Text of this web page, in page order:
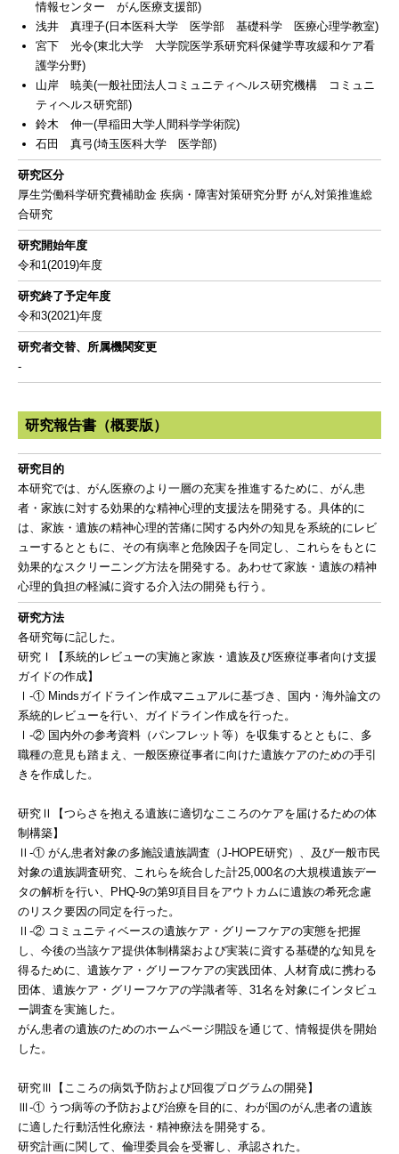
情報センター がん医療支援部)
浅井 真理子(日本医科大学 医学部 基礎科学 医療心理学教室)
宮下 光令(東北大学 大学院医学系研究科保健学専攻緩和ケア看
護学分野)
山岸 暁美(一般社団法人コミュニティヘルス研究機構 コミュニ
ティヘルス研究部)
鈴木 伸一(早稲田大学人間科学学術院)
石田 真弓(埼玉医科大学 医学部)
研究区分
厚生労働科学研究費補助金 疾病・障害対策研究分野 がん対策推進総
合研究
研究開始年度
令和1(2019)年度
研究終了予定年度
令和3(2021)年度
研究者交替、所属機関変更
-
研究報告書（概要版）
研究目的
本研究では、がん医療のより一層の充実を推進するために、がん患
者・家族に対する効果的な精神心理的支援法を開発する。具体的に
は、家族・遺族の精神心理的苦痛に関する内外の知見を系統的にレビ
ューするとともに、その有病率と危険因子を同定し、これらをもとに
効果的なスクリーニング方法を開発する。あわせて家族・遺族の精神
心理的負担の軽減に資する介入法の開発も行う。
研究方法
各研究毎に記した。
研究Ⅰ【系統的レビューの実施と家族・遺族及び医療従事者向け支援
ガイドの作成】
Ⅰ-① Mindsガイドライン作成マニュアルに基づき、国内・海外論文の
系統的レビューを行い、ガイドライン作成を行った。
Ⅰ-② 国内外の参考資料（パンフレット等）を収集するとともに、多
職種の意見も踏まえ、一般医療従事者に向けた遺族ケアのための手引
きを作成した。
研究Ⅱ【つらさを抱える遺族に適切なこころのケアを届けるための体
制構築】
Ⅱ-① がん患者対象の多施設遺族調査（J-HOPE研究）、及び一般市民
対象の遺族調査研究、これらを統合した計25,000名の大規模遺族デー
タの解析を行い、PHQ-9の第9項目目をアウトカムに遺族の希死念慮
のリスク要因の同定を行った。
Ⅱ-② コミュニティベースの遺族ケア・グリーフケアの実態を把握
し、今後の当該ケア提供体制構築および実装に資する基礎的な知見を
得るために、遺族ケア・グリーフケアの実践団体、人材育成に携わる
団体、遺族ケア・グリーフケアの学識者等、31名を対象にインタビュ
ー調査を実施した。
がん患者の遺族のためのホームページ開設を通じて、情報提供を開始
した。
研究Ⅲ【こころの病気予防および回復プログラムの開発】
Ⅲ-① うつ病等の予防および治療を目的に、わが国のがん患者の遺族
に適した行動活性化療法・精神療法を開発する。
研究計画に関して、倫理委員会を受審し、承認された。